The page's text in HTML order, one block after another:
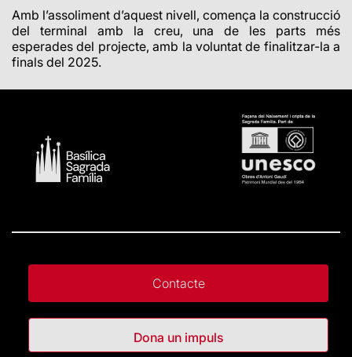
Amb l’assoliment d’aquest nivell, comença la construcció
del terminal amb la creu, una de les parts més
esperades del projecte, amb la voluntat de finalitzar-la a
finals del 2025.
Contacte
Dona un impuls